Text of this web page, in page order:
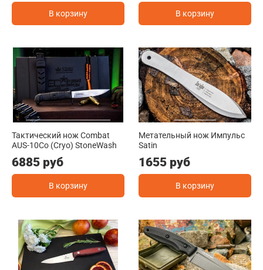
В корзину В корзину
Тактический нож Combat
AUS-10Co (Cryo) StoneWash
6885 руб
В корзину
Метательный нож Импульс
Satin
1655 руб
В корзину